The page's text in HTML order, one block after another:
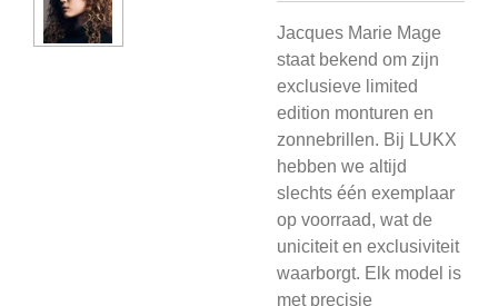
Jacques Marie Mage
staat bekend om zijn
exclusieve limited
edition monturen en
zonnebrillen. Bij LUKX
hebben we altijd
slechts één exemplaar
op voorraad, wat de
uniciteit en exclusiviteit
waarborgt. Elk model is
met precisie